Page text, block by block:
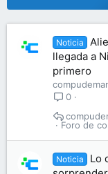
Noticia
llegada a
primero
0
Foro de
Noticia
Lo